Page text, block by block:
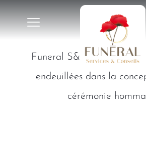
Funeral S&C
endeuillées dans la
cérémonie